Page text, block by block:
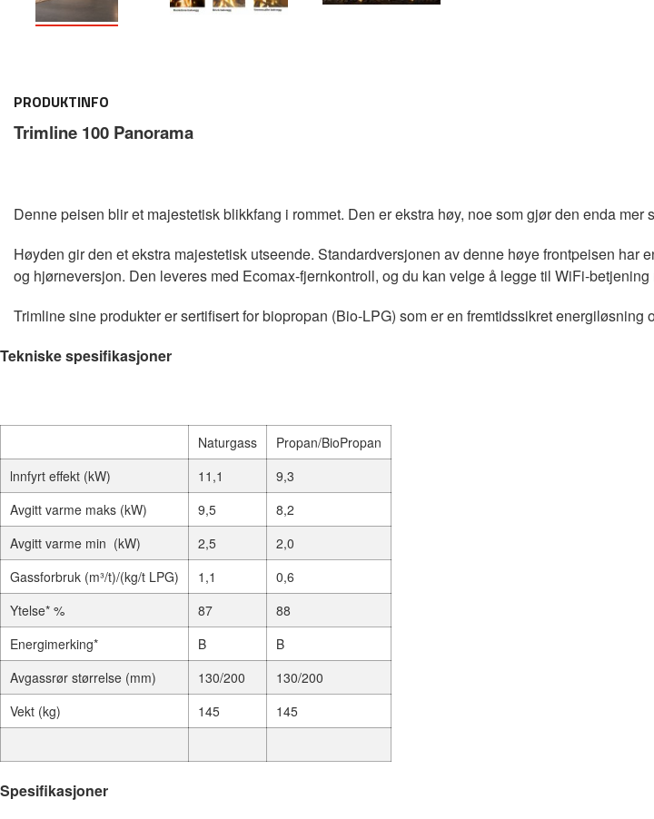
PRODUKTINFO
Trimline 100 Panorama
Denne peisen blir et majestetisk blikkfang i rommet. Den er ekstra høy, noe som gjør den enda mer
Høyden gir den et ekstra majestetisk utseende. Standardversjonen av denne høye frontpeisen
og hjørneversjon. Den leveres med Ecomax-fjernkontroll, og du kan velge å legge til WiFi-
Trimline sine produkter er sertifisert for biopropan (Bio-LPG) som er en fremtidssikret
Tekniske spesifikasjoner
Naturgass
Propan/BioPropan
lnnfyrt effekt (kW)
11,1
9,3
Avgitt varme maks (kW)
9,5
8,2
Avgitt varme min (kW)
2,5
2,0
Gassforbruk (m³/t)/(kg/t LPG)
1,1
0,6
Ytelse* %
87
88
Energimerking*
B
B
Avgassrør størrelse (mm)
130/200
130/200
Vekt (kg)
145 145
Spesifikasjoner